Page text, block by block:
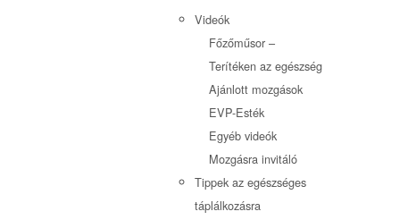
Videók
Főzőműsor –
Terítéken az egészség
Ajánlott mozgások
EVP-Esték
Egyéb videók
Mozgásra invitáló
Tippek az egészséges
táplálkozásra